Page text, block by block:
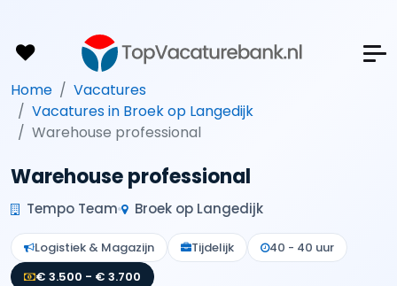
Home
Vacatures
Vacatures in Broek op Langedijk
Warehouse professional
Warehouse professional
Tempo Team Broek op Langedijk
Logistiek & Magazijn Tijdelijk
40 - 40 uur
€ 3.500 - € 3.700